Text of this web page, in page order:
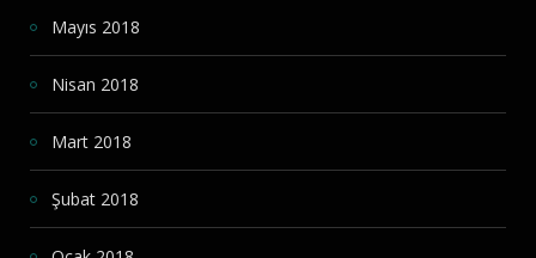
Mayıs 2018
Nisan 2018
Mart 2018
Şubat 2018